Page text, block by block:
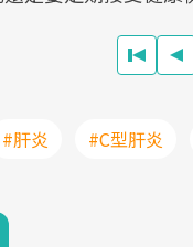
#肝炎 #C型肝炎